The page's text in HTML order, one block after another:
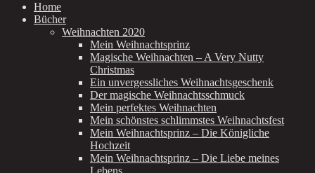
Home
Bücher
Weihnachten 2020
Mein Weihnachtsprinz
Magische Weihnachten – A Very Nutty
Christmas
Ein unvergessliches Weihnachtsgeschenk
Der magische Weihnachtsschmuck
Mein perfektes Weihnachten
Mein schönstes schlimmstes Weihnachtsfest
Mein Weihnachtsprinz – Die Königliche
Hochzeit
Mein Weihnachtsprinz – Die Liebe meines
Lebens